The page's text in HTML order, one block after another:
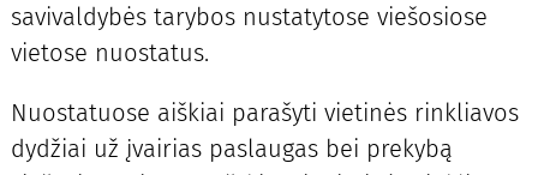
savivaldybės tarybos nustatytose viešosiose
vietose nuostatus.
Nuostatuose aiškiai parašyti vietinės rinkliavos
dydžiai už įvairias paslaugas bei prekybą